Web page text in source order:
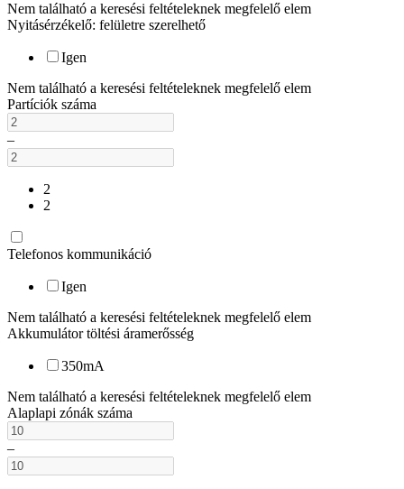
Nem található a keresési feltételeknek megfelelő elem
Nyitásérzékelő: felületre szerelhető
Igen
Nem található a keresési feltételeknek megfelelő elem
Partíciók száma
–
2
2
Telefonos kommunikáció
Igen
Nem található a keresési feltételeknek megfelelő elem
Akkumulátor töltési áramerősség
350mA
Nem található a keresési feltételeknek megfelelő elem
Alaplapi zónák száma
–